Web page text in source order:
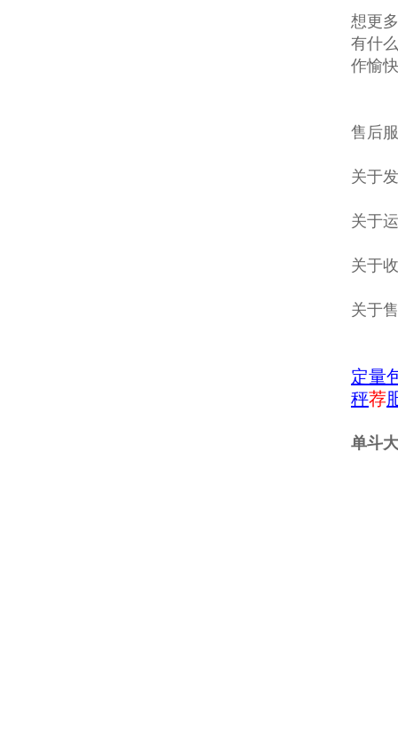
想更
有什
作愉
售后
关于
关于
关于
关于
定量
秤荐
单斗